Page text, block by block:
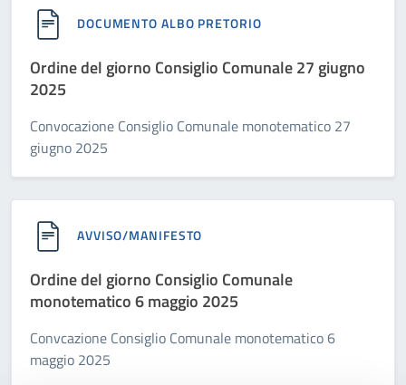
DOCUMENTO ALBO PRETORIO
Ordine del giorno Consiglio Comunale 27 giugno
2025
Convocazione Consiglio Comunale monotematico 27
giugno 2025
AVVISO/MANIFESTO
Ordine del giorno Consiglio Comunale
monotematico 6 maggio 2025
Convcazione Consiglio Comunale monotematico 6
maggio 2025